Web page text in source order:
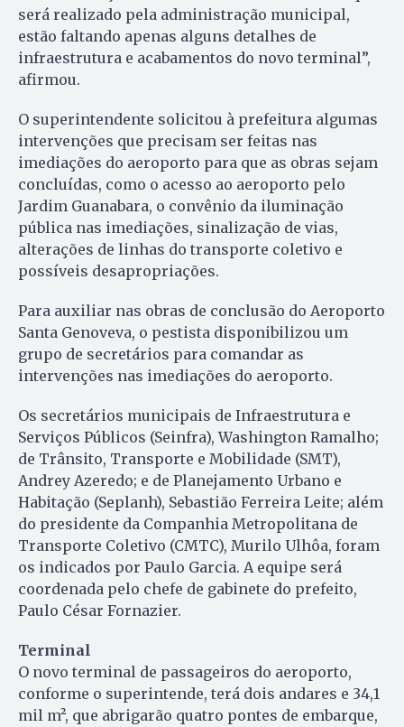
será realizado pela administração municipal,
estão faltando apenas alguns detalhes de
infraestrutura e acabamentos do novo terminal”,
afirmou.
O superintendente solicitou à prefeitura algumas
intervenções que precisam ser feitas nas
imediações do aeroporto para que as obras sejam
concluídas, como o acesso ao aeroporto pelo
Jardim Guanabara, o convênio da iluminação
pública nas imediações, sinalização de vias,
alterações de linhas do transporte coletivo e
possíveis desapropriações.
Para auxiliar nas obras de conclusão do Aeroporto
Santa Genoveva, o pestista disponibilizou um
grupo de secretários para comandar as
intervenções nas imediações do aeroporto.
Os secretários municipais de Infraestrutura e
Serviços Públicos (Seinfra), Washington Ramalho;
de Trânsito, Transporte e Mobilidade (SMT),
Andrey Azeredo; e de Planejamento Urbano e
Habitação (Seplanh), Sebastião Ferreira Leite; além
do presidente da Companhia Metropolitana de
Transporte Coletivo (CMTC), Murilo Ulhôa, foram
os indicados por Paulo Garcia. A equipe será
coordenada pelo chefe de gabinete do prefeito,
Paulo César Fornazier.
Terminal
O novo terminal de passageiros do aeroporto,
conforme o superintende, terá dois andares e 34,1
mil m², que abrigarão quatro pontes de embarque,